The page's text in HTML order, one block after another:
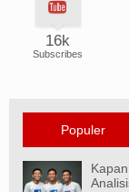
16k
Subscribes
Populer